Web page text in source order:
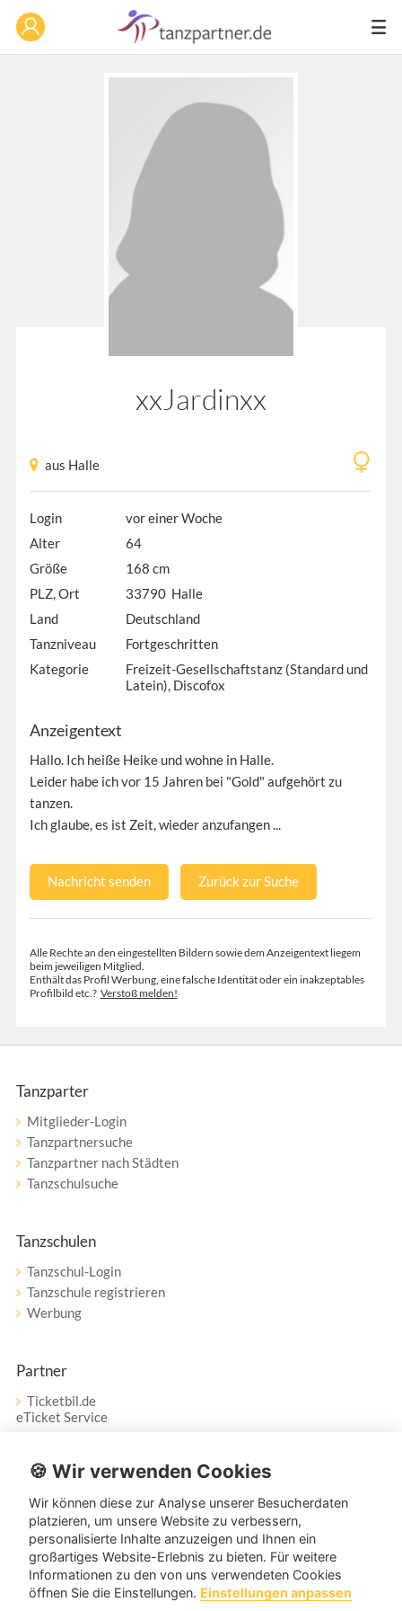
xxJardinxx
aus Halle
Login
vor einer Woche
Alter
64
Größe
168 cm
PLZ, Ort
33790 Halle
Land
Deutschland
Tanzniveau
Fortgeschritten
Kategorie
Freizeit-Gesellschaftstanz (Standard und
Latein), Discofox
Anzeigentext
Hallo. Ich heiße Heike und wohne in Halle.
Leider habe ich vor 15 Jahren bei "Gold" aufgehört zu
tanzen.
Ich glaube, es ist Zeit, wieder anzufangen ...
Nachricht senden Zurück zur Suche
Alle Rechte an den eingestellten Bildern sowie dem Anzeigentext liegem
beim jeweiligen Mitglied.
Enthält das Profil Werbung, eine falsche Identität oder ein inakzeptables
Profilbild etc.? Verstoß melden!
Tanzparter
Mitglieder-Login
Tanzpartnersuche
Tanzpartner nach Städten
Tanzschulsuche
Tanzschulen
Tanzschul-Login
Tanzschule registrieren
Werbung
Partner
Ticketbil.de
eTicket Service
Vertrag widerrufen
Service
Unser Tanzpartner-Service hilft Ihnen bei Fragen und
Anregungen gerne weiter!
🍪 Wir verwenden Cookies
Wir können diese zur Analyse unserer Besucherdaten
platzieren, um unsere Website zu verbessern,
personalisierte Inhalte anzuzeigen und Ihnen ein
großartiges Website-Erlebnis zu bieten. Für weitere
Informationen zu den von uns verwendeten Cookies
öffnen Sie die Einstellungen. Einstellungen anpassen